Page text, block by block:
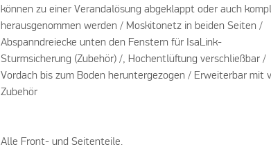
können zu einer Verandalösung abgeklappt oder auch
herausgenommen werden / Moskitonetz in beiden Seiten /
Abspanndreiecke unten den Fenstern für IsaLink-
Sturmsicherung (Zubehör) /, Hochentlüftung verschließbar /
Vordach bis zum Boden heruntergezogen / Erweiterbar mit
Zubehör
Alle Front- und Seitenteile.